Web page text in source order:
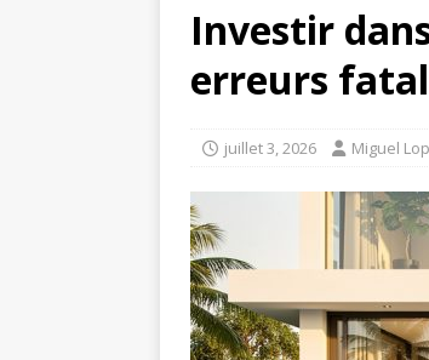
Investir
erreurs
juillet 3, 2026 Miguel